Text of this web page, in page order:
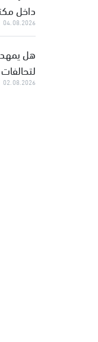
داخل
04.08.2026
هل
02.08.2026